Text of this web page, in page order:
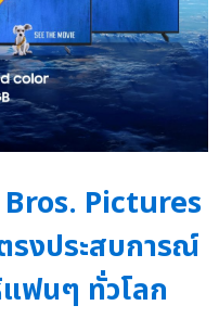
Pictures
รงประสบการณ์
ฟนๆ ทั่วโลก